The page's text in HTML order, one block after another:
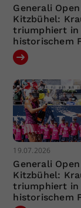
Generali
Kitzbühel:
triumphiert in
historischem
19.07.2026
Generali
Kitzbühel:
triumphiert in
historischem